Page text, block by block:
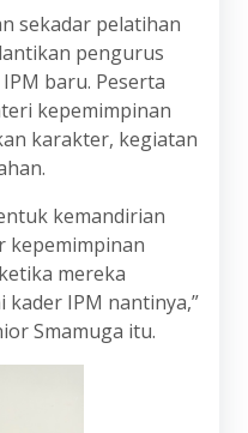
sekadar pelatihan
pengurus
baru. Peserta
kepemimpinan
karakter, kegiatan
kemandirian
kepemimpinan
mereka
kader IPM nantinya,”
Smamuga itu.